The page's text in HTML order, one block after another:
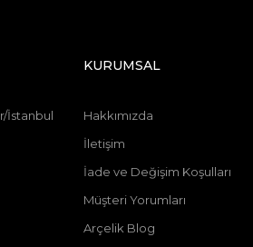
İstanbul
KURUMSAL
Hakkımızda
İletişim
İade ve Değişim Koşulları
Müşteri Yorumları
Arçelik Blog